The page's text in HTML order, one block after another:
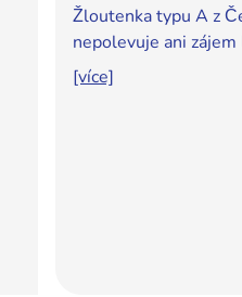
Žloutenka typu A z
nepolevuje ani zájem
[více]